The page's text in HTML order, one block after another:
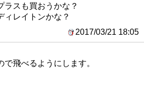
ラスも買おうかな？
ィレイトンかな？
2017/03/21 18:05
飛べるようにします。